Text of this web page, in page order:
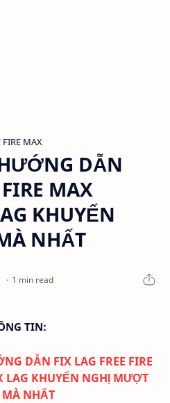
FIRE MAX
DẪN
MAX
KHUYẾN
NHẤT
1 min read
TIN:
DẪN FIX LAG FREE FIRE
LAG KHUYẾN NGHỊ MƯỢT
MÀ NHẤT